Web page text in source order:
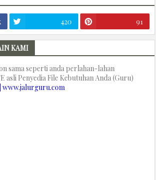
420 91
KAMI
sama seperti anda perlahan-lahan
asli Penyedia File Kebutuhan Anda (Guru)